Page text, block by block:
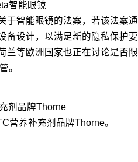
智能眼镜
于智能眼镜的法案，若该法案通
备设计，以满足新的隐私保护要
兰等欧洲国家也正在讨论是否限
。
剂品牌Thorne
营养补充剂品牌Thorne。